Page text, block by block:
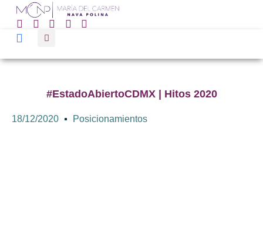
#EstadoAbiertoCDMX | Hitos 2020
18/12/2020 Posicionamientos